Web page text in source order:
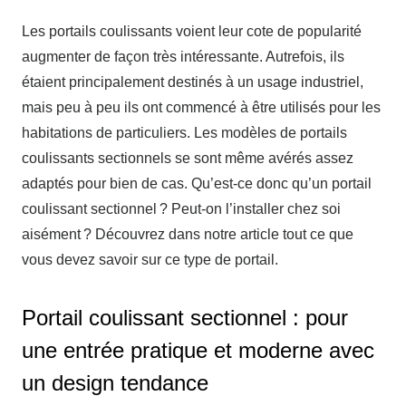
Les portails coulissants voient leur cote de popularité
augmenter de façon très intéressante. Autrefois, ils
étaient principalement destinés à un usage industriel,
mais peu à peu ils ont commencé à être utilisés pour les
habitations de particuliers. Les modèles de portails
coulissants sectionnels se sont même avérés assez
adaptés pour bien de cas. Qu’est-ce donc qu’un portail
coulissant sectionnel ? Peut-on l’installer chez soi
aisément ? Découvrez dans notre article tout ce que
vous devez savoir sur ce type de portail.
Portail coulissant sectionnel : pour
une entrée pratique et moderne avec
un design tendance